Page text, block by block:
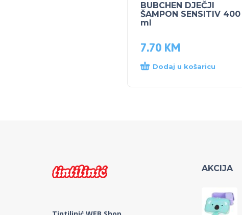
BUBCHEN DJEČJI
ŠAMPON SENSITIV 400
ml
7.70 KM
Dodaj u košaricu
AKCIJA